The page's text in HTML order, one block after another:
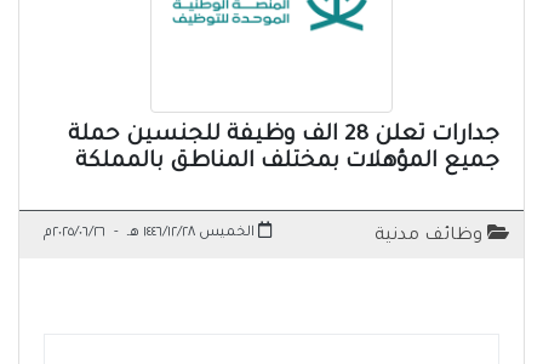
جدارات تعلن 28 الف وظيفة للجنسين حملة
جميع المؤهلات بمختلف المناطق بالمملكة
وظائف مدنية الخميس ١٤٤٦/١٢/٢٨ هـ - ٢٠٢٥/٠٦/٢٦م